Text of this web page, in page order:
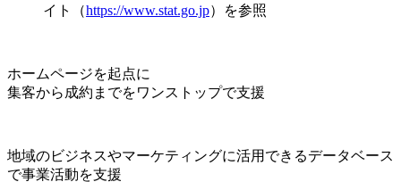
イト（https://www.stat.go.jp）を参照
ホームページを起点に
集客から成約までをワンストップで支援
地域のビジネスやマーケティングに活用できるデータベース
で事業活動を支援